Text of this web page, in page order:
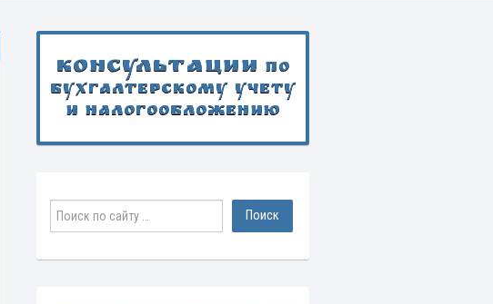
Консультации по
бухгалтерскому учету
и налогообложению